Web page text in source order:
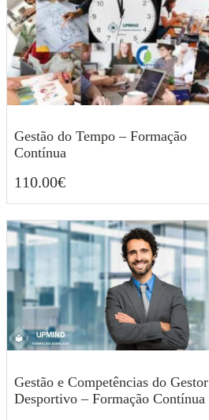
Gestão do Tempo – Formação
Contínua
110.00€
Gestão e Competências do Gestor
Desportivo – Formação Contínua